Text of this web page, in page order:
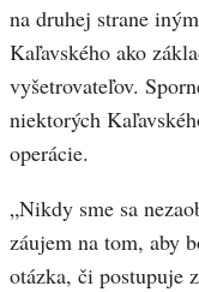
na druhej strane
Kaľavského ako
vyšetrovateľov.
niektorých
operácie.
„Nikdy sme sa
záujem na tom, aby
otázka, či postupuje